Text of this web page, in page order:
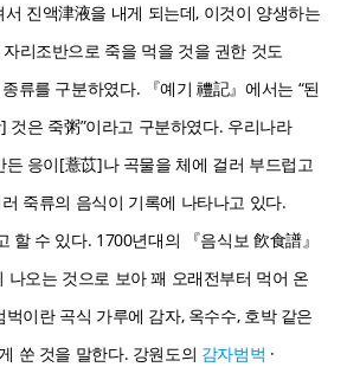
진액津液을 내게 되는데, 이것이 양생하는
리조반으로 죽을 먹을 것을 권한 것도
류를 구분하였다. 『예기 禮記』에서는 “된
것은 죽粥”이라고 구분하였다. 우리나라
든 응이[薏苡]나 곡물을 체에 걸러 부드럽고
죽류의 음식이 기록에 나타나고 있다.
할 수 있다. 1700년대의 『음식보 飮食譜』
나오는 것으로 보아 꽤 오래전부터 먹어 온
이란 곡식 가루에 감자, 옥수수, 호박 같은
쑨 것을 말한다. 강원도의 감자범벅 ·